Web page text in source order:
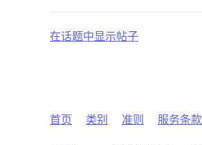
在话题中显示帖子
首页 类别 准则 服务条款